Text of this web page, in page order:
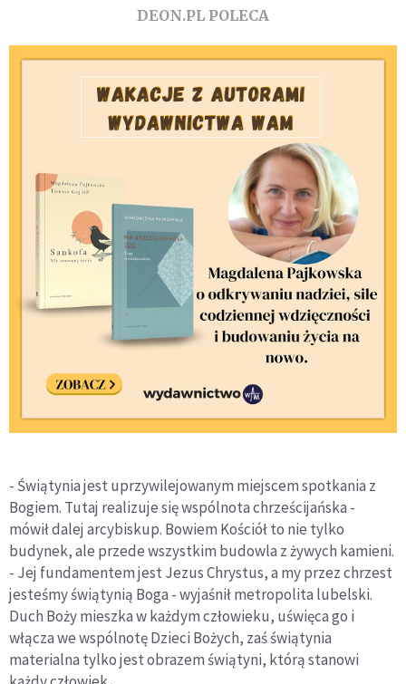
DEON.PL POLECA
- Świątynia jest uprzywilejowanym miejscem spotkania z
Bogiem. Tutaj realizuje się wspólnota chrześcijańska -
mówił dalej arcybiskup. Bowiem Kościół to nie tylko
budynek, ale przede wszystkim budowla z żywych kamieni.
- Jej fundamentem jest Jezus Chrystus, a my przez chrzest
jesteśmy świątynią Boga - wyjaśnił metropolita lubelski.
Duch Boży mieszka w każdym człowieku, uświęca go i
włącza we wspólnotę Dzieci Bożych, zaś świątynia
materialna tylko jest obrazem świątyni, którą stanowi